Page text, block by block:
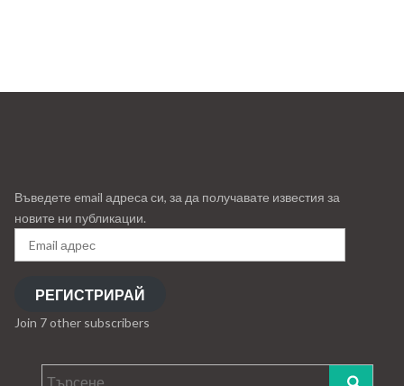
Въведете email адреса си, за да получавате известия за
новите ни публикации.
Email
адрес
РЕГИСТРИРАЙ
Join 7 other subscribers
Търсене